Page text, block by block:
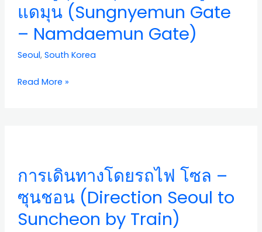
แดมุน (Sungnyemun Gate
– Namdaemun Gate)
Seoul, South Korea
หรือ
ประ
นัม
มุน
Read More »
การเดินทางโดยรถไฟ โซล –
ซุนชอน (Direction Seoul to
Suncheon by Train)
โดย
โซล
–